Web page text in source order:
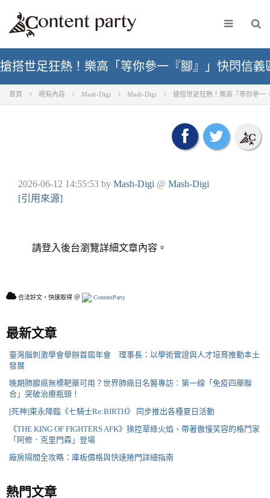
搶搭世足狂熱！樂高「等你參一『腳』」快閃信
首頁 現有內容 Mash-Digi Mash-Digi 搶搭世足狂熱！樂高「等你參一
2026-06-12 14:55:53 by Mash-Digi @ Mash-Digi
[引用來源]
請登入後台瀏覽詳細文章內容。
合法好文，快速取得 ＠ ContentParty
最新文章
臺灣腦刺激學會舉辦首屆年會 理事長：以學術實證與人才培育推動本土
發展
晚期肺腺癌無標靶藥可用？世界肺癌日名醫專訪：第一線「免疫四藥聯
合」突破治療瓶頸！
[死神]東永降臨《七騎士Re:BIRTH》 同步推出各種夏日活動
《THE KING OF FIGHTERS AFK》操控翠綠火焰、帶著傲慢笑容的格鬥家
「阿修．克里門森」登場
廠房隔間全攻略：庫板價格與快速捲門詳細指南
熱門文章